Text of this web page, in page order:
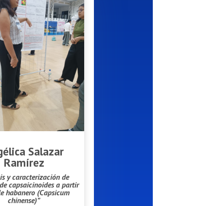
Salazar
Ramírez
y caracterización de
capsaicinoides a partir
habanero (Capsicum
chinense)”